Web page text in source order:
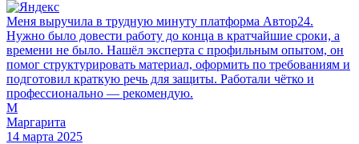
Меня выручила в трудную минуту платформа Автор24.
Нужно было довести работу до конца в кратчайшие сроки, а
времени не было. Нашёл эксперта с профильным опытом, он
помог структурировать материал, оформить по требованиям и
подготовил краткую речь для защиты. Работали чётко и
профессионально — рекомендую.
М
Маргарита
14 марта 2025